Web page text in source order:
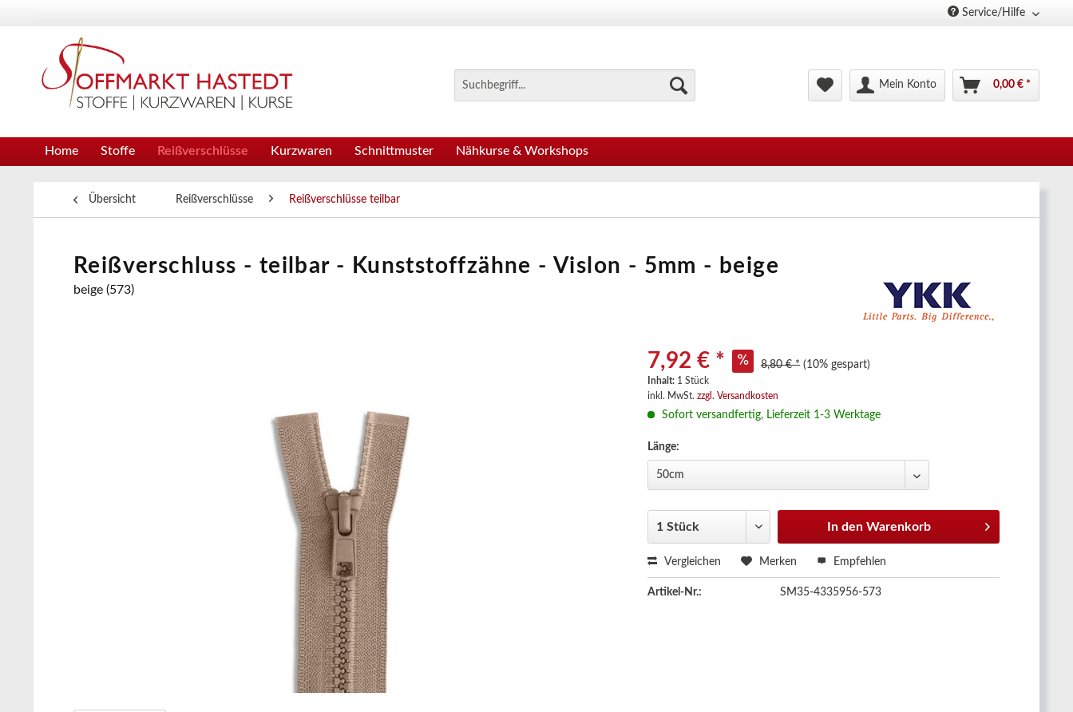
Service/Hilfe
Mein Konto 0,00 € *
Home Stoffe Reißverschlüsse Kurzwaren Schnittmuster Nähkurse & Workshops
Übersicht Reißverschlüsse Reißverschlüsse teilbar
Reißverschluss - teilbar - Kunststoffzähne - Vislon - 5mm - beige
beige (573)
7,92 € * 8,80 € * (10% gespart)
Inhalt: 1 Stück
inkl. MwSt.zzgl. Versandkosten
Sofort versandfertig, Lieferzeit 1-3 Werktage
Länge:
In den Warenkorb
Vergleichen Merken Empfehlen
Artikel-Nr.: SM35-4335956-573